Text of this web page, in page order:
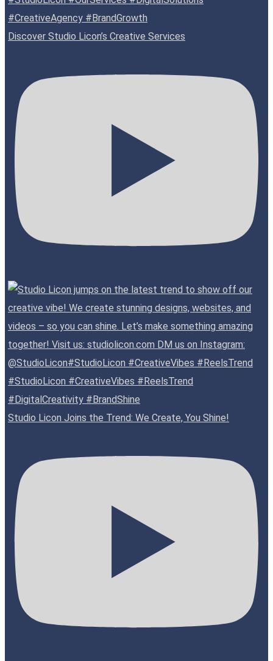
Discover Studio Licon’s Creative Services
Studio Licon Joins the Trend: We Create, You Shine!